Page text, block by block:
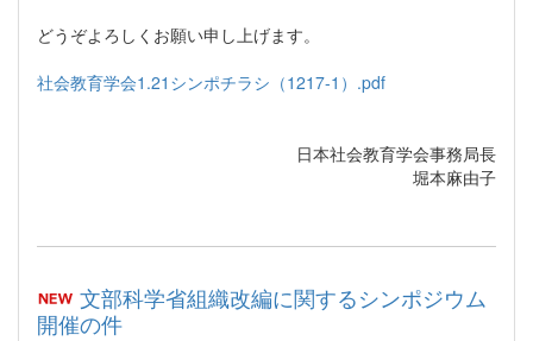
どうぞよろしくお願い申し上げます。
社会教育学会1.21シンポチラシ（1217-1）.pdf
日本社会教育学会事務局長
堀本麻由子
文部科学省組織改編に関するシンポジウム
開催の件